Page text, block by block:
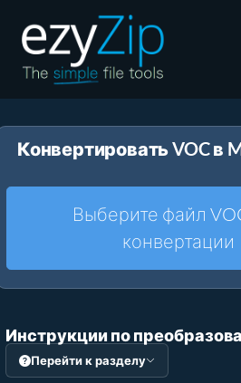
Pаспаковывайте
Другие инструменты
Конвертировать VOC в
Выберите файл
конвертации
Инструкции по
Перейти к разделу